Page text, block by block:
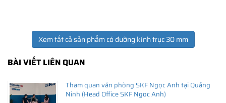
Xem tất cả sản phẩm có đường kính trục 30 mm
BÀI VIẾT LIÊN QUAN
Tham quan văn phòng SKF Ngọc Anh tại Quảng
Ninh (Head Office SKF Ngoc Anh)